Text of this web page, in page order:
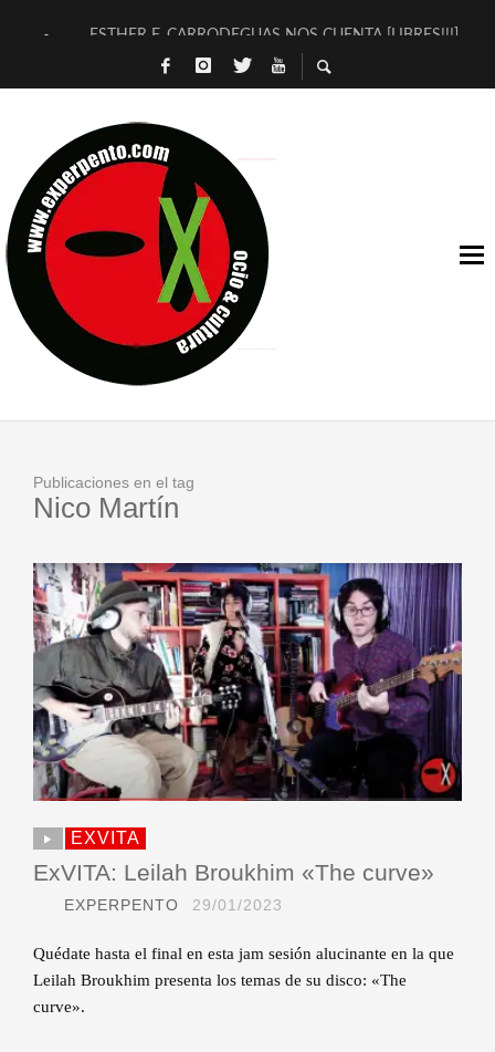
ESTHER F. CARRODEGUAS NOS CUENTA [LIBRES!!!]
[TERRA DE GUAPES] DE SANDRA MONFORT
TIMBRE 4, LA ESCUELA DEL DIRECTOR TEATRAL CLAUDIO
30 AÑOS (NO ES NADA) DE LA KATARSIS DEL TOMATAZO
MILITARES JUDÍAS EN #EXVITA
D’BALDOMEROS REINVENTAN [BITÁCORA 3.0] EN EXVITA
MARSHALL FLASH PRESENTA EN EXVITA [RELATIVA
JOFRE BARDAGÍ EN EXVITA INTERPRETANDO A SERRAT
Publicaciones en el tag
Nico Martín
EXVITA
ExVITA: Leilah Broukhim «The curve»
EXPERPENTO 29/01/2023
Quédate hasta el final en esta jam sesión alucinante en la que
Leilah Broukhim presenta los temas de su disco: «The
curve».